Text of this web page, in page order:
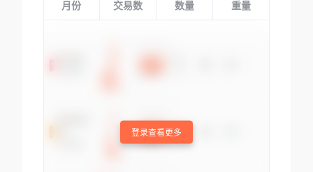
月份 交易数 数量 重量
登录查看更多